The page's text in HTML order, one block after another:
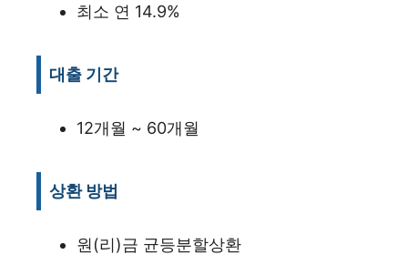
최소 연 14.9%
대출 기간
12개월 ~ 60개월
상환 방법
원(리)금 균등분할상환